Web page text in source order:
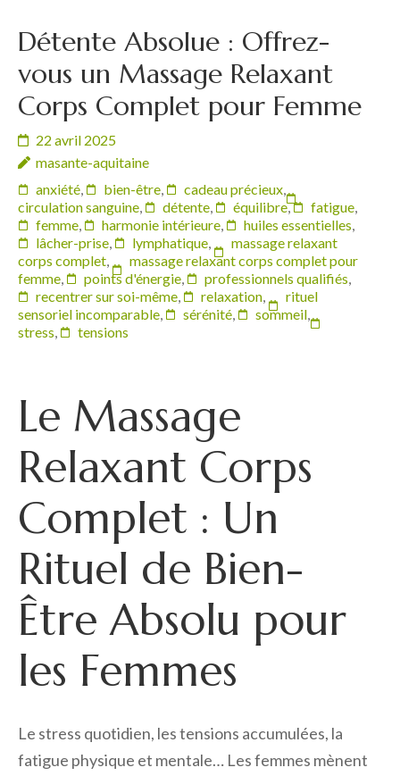
Détente Absolue : Offrez-
vous un Massage Relaxant
Corps Complet pour Femme
22 avril 2025
masante-aquitaine
anxiété, bien-être, cadeau précieux,
circulation sanguine, détente, équilibre, fatigue,
femme, harmonie intérieure, huiles essentielles,
lâcher-prise, lymphatique,
massage relaxant
corps complet,
massage relaxant corps complet pour
femme, points d'énergie, professionnels qualifiés,
recentrer sur soi-même, relaxation,
rituel
sensoriel incomparable, sérénité, sommeil,
stress, tensions
Le Massage
Relaxant Corps
Complet : Un
Rituel de Bien-
Être Absolu pour
les Femmes
Le stress quotidien, les tensions accumulées, la
fatigue physique et mentale… Les femmes mènent